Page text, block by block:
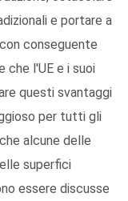
e portare a
conseguente
che l'UE e i suoi
questi svantaggi
per tutti gli
alcune delle
superfici
essere discusse